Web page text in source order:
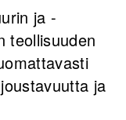
ja -
teollisuuden
ja